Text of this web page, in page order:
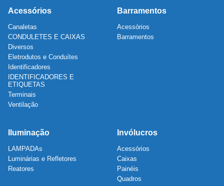
Acessórios
Canaletas
CONDULETES E CAIXAS
Diversos
Eletrodutos e Conduítes
Identificadores
IDENTIFICADORES E
ETIQUETAS
Terminais
Ventilação
Barramentos
Acessórios
Barramentos
Iluminação
LAMPADAs
Luminárias e Refletores
Reatores
Invólucros
Acessórios
Caixas
Painéis
Quadros